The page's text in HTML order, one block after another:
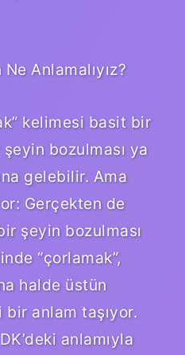
Ne Anlamalıyız?
kelimesi basit bir
bozulması ya
gelebilir. Ama
Gerçekten de
şeyin bozulması
“çorlamak”,
halde üstün
bir anlam taşıyor.
anlamıyla